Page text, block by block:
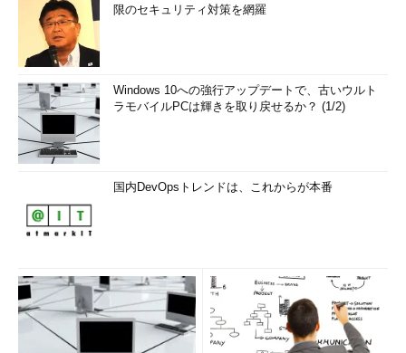
限のセキュリティ対策を網羅
Windows 10への強行アップデートで、古いウルト
ラモバイルPCは輝きを取り戻せるか？ (1/2)
国内DevOpsトレンドは、これからが本番